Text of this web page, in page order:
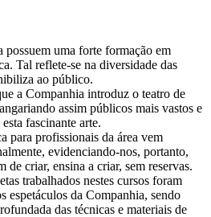
possuem uma forte formação em
Tal reflete-se na diversidade das
ao público.
a Companhia introduz o teatro de
assim públicos mais vastos e
fascinante arte.
para profissionais da área vem
evidenciando-nos, portanto,
de criar, ensina a criar, sem reservas.
trabalhados nestes cursos foram
espetáculos da Companhia, sendo
das técnicas e materiais de